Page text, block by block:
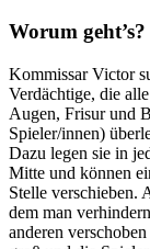
Worum geht’s?
Kommissar Victor
Verdächtige, die
Augen, Frisur und
Spieler/innen)
Dazu legen sie in
Mitte und können
Stelle verschieben.
dem man
anderen